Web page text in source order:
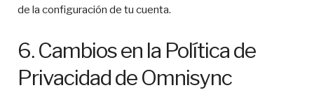
de la configuración de tu cuenta.
6. Cambios en la Política de
Privacidad de Omnisync